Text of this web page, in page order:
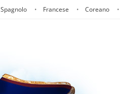
Spagnolo Francese Coreano